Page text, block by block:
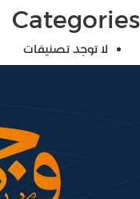
Categories
لا توجد تصنيفات